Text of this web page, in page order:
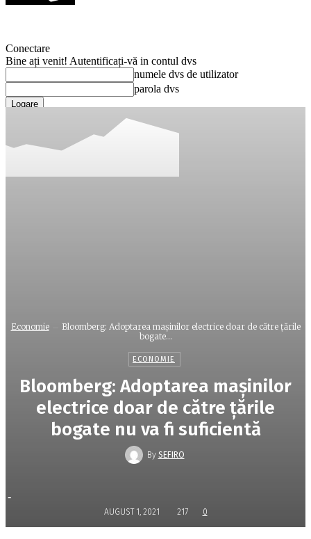
Conectare
Bine ați venit! Autentificați-vă in contul dvs
numele dvs de utilizator
parola dvs
Ați uitat parola? obține ajutor
Recuperați-vă parola
Economie
Bloomberg: Adoptarea mașinilor electrice doar de către ţările
bogate...
ECONOMIE
Bloomberg: Adoptarea mașinilor
electrice doar de către ţările
bogate nu va fi suficientă
By SEFIRO
-
AUGUST 1, 2021 217 0